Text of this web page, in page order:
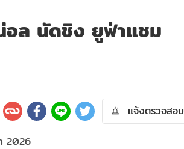
อล นัดชิง ยูฟ่าแชม
แจ้งตรวจสอบ